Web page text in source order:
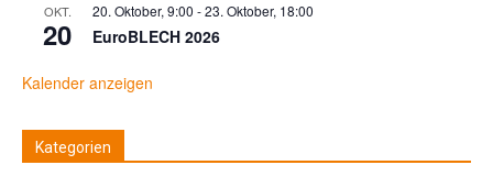
OKT.
20
20. Oktober, 9:00 -23. Oktober, 18:00
EuroBLECH 2026
Kalender anzeigen
Kategorien